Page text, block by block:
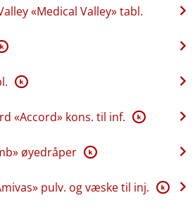
«Medical Valley» tabl.
K
«Accord» kons. til inf. K
øyedråper K
pulv. og væske til inj. K